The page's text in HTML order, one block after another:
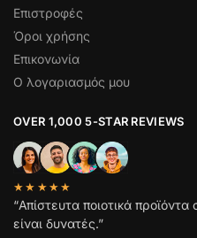
Επιστροφές
Όροι χρήσης
Επικονωνία
Ο λογαριασμός μου
OVER 1,000 5-STAR REVIEWS
★★★★★
“Απίστευτα ποιοτικά
είναι δυνατές.”